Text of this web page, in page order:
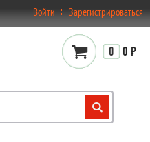
Войти Зарегистрироваться
0 0 ₽